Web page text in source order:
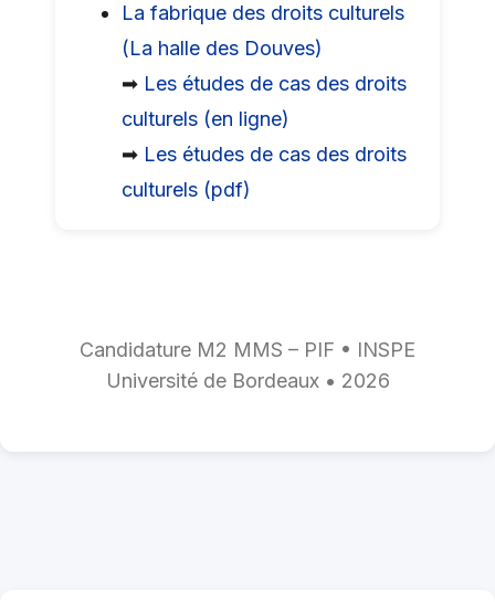
La fabrique des droits culturels
(La halle des Douves)
➡ Les études de cas des droits
culturels (en ligne)
➡ Les études de cas des droits
culturels (pdf)
Candidature M2 MMS – PIF • INSPE
Université de Bordeaux • 2026